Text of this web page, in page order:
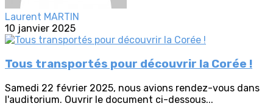
Laurent MARTIN
10 janvier 2025
Tous transportés pour découvrir la Corée !
Samedi 22 février 2025, nous avions rendez-vous dans
l'auditorium. Ouvrir le document ci-dessous...